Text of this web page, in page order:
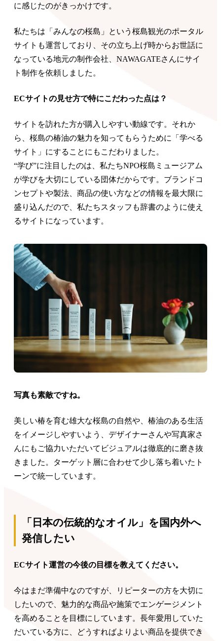
に感じたのがきっかけです。
私たちは「みんなの桜島」という桜島観光のポータル
サイトも運営しており、その立ち上げ時からお世話に
なっている地元の制作会社、NAWAGATEさんにサイ
ト制作を依頼しました。
ECサイトの見せ方で特にこだわった点は？
サイトを訪れた方が購入しやすい動線です。それか
ら、桜島の椿油の魅力を知ってもらうために「学べる
サイト」にすることにもこだわりました。
“学び”に注目したのは、私たちNPO桜島ミュージアム
が学びを大切にしている団体だからです。ブランドコ
ンセプトや製法、商品の使い方などの情報を最大限に
盛り込んだので、私たちスタッフも辞書のように使え
るサイトになっています。
写真も素敵ですね。
美しい椿を育む雄大な桜島の自然や、椿油のある生活
をイメージしやすいよう、デザイナーさんや写真家さ
んにもご協力いただいてビジュアルは徹底的に磨き抜
きました。ターゲット層に合わせて少し落ち着いたト
ーンで統一しています。
「日本の伝統的なオイル」を国内外へ
発信したい
ECサイト運営の今後の目標を教えてください。
今はまだ準備中なのですが、リピーターの方を大切に
したいので、魅力的な商品や施策でエンゲージメント
を高めることを目標にしています。長年愛用していた
だいている方に、どうすればよりよい商品を提供でき